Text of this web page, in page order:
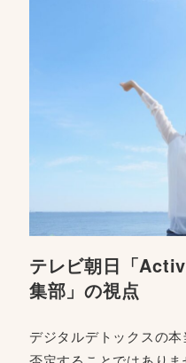
テレビ朝日「
集部」の視点
デジタルデトックスの